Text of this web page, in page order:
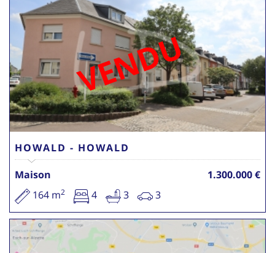
VENDU
HOWALD - HOWALD
Maison
1.300.000 €
164 m2 4 3 3